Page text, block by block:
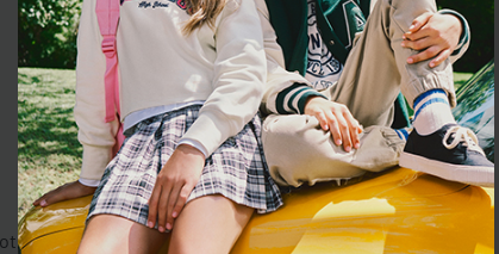
biologique. Col rond avec bordure ondulée et noeud.